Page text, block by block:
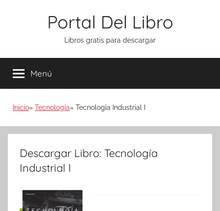
Portal Del Libro
Libros gratis para descargar
Menú
Inicio Tecnología Tecnología Industrial I
Descargar Libro: Tecnología
Industrial I